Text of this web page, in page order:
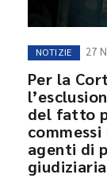
NOTIZIE 27
Per la
del fatto
agenti di
giudiziaria